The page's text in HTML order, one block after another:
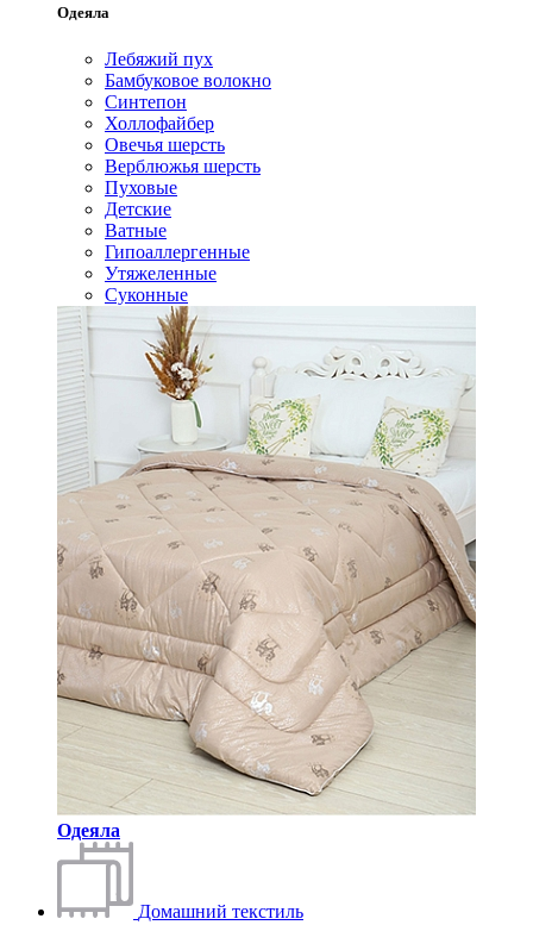
Одеяла
Лебяжий пух
Бамбуковое волокно
Синтепон
Холлофайбер
Овечья шерсть
Верблюжья шерсть
Пуховые
Детские
Ватные
Гипоаллергенные
Утяжеленные
Суконные
Одеяла
Домашний текстиль